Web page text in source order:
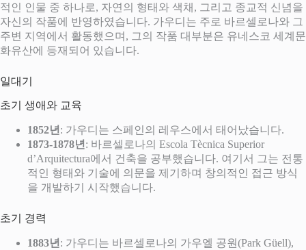
적인 인물 중 하나로, 자연의 형태와 색채, 그리고 종교적 신념을
자신의 작품에 반영하였습니다. 가우디는 주로 바르셀로나와 그
주변 지역에서 활동했으며, 그의 작품 대부분은 유네스코 세계문
화유산에 등재되어 있습니다.
일대기
초기 생애와 교육
1852년 : 가우디는 스페인의 레우스에서 태어났습니다.
1873-1878년 : 바르셀로나의 Escola Tècnica Superior
d’Arquitectura에서 건축을 공부했습니다. 여기서 그는 전통
적인 형태와 기술에 의문을 제기하며 창의적인 접근 방식
을 개발하기 시작했습니다.
초기 경력
1883년 : 가우디는 바르셀로나의 가우엘 공원(Park Güell),